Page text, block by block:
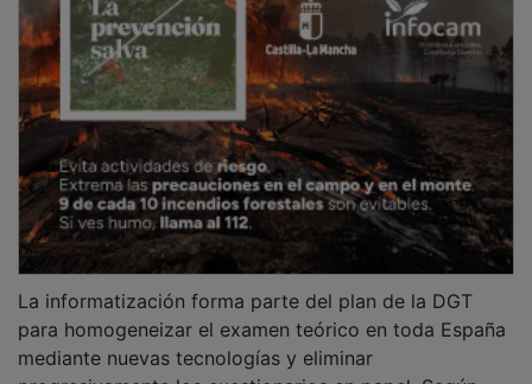
para homogeneizar el examen teórico en toda España
mediante nuevas tecnologías y eliminar
progresivamente los cuestionarios en papel. Según